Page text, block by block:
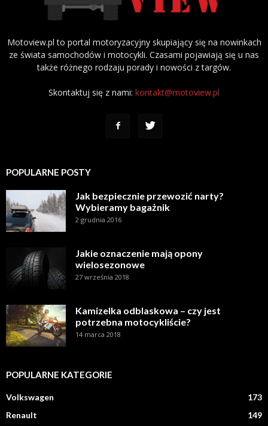
Motoview.pl to portal motoryzacyjny skupiający się na nowinkach
ze świata samochodów i motocykli. Czasami pojawiają się u nas
także różnego rodzaju porady i nowości z targów.
Skontaktuj się z nami: kontakt@motoview.pl
POPULARNE POSTY
Jak bezpiecznie przewozić narty?
Wybieramy bagażnik
2 grudnia 2016
Jakie oznaczenie mają opony
wielosezonowe
27 września 2018
Kamizelka odblaskowa – czy jest
potrzebna motocykliście?
14 marca 2018
POPULARNE KATEGORIE
Volkswagen
173
Renault
149